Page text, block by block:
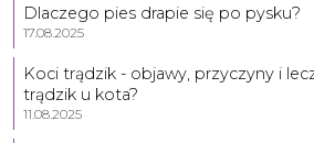
Dlaczego pies drapie się po pysku?
17.08.2025
Koci trądzik - objawy, przyczyny i
trądzik u kota?
11.08.2025